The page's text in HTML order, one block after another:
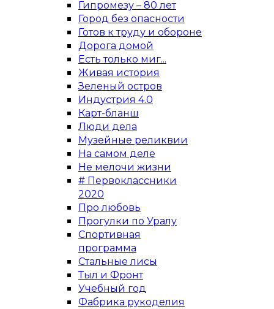
Гипромезу – 80 лет
Город без опасности
Готов к труду и обороне
Дорога домой
Есть только миг...
Живая история
Зеленый остров
Индустрия 4.0
Карт-бланш
Люди дела
Музейные реликвии
На самом деле
Не мелочи жизни
# Первоклассники
2020
Про любовь
Прогулки по Уралу
Спортивная
программа
Стальные лисы
Тыл и Фронт
Учебный год
Фабрика рукоделия